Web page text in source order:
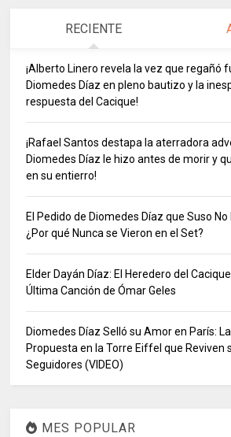
RECIENTE
¡Alberto Linero revela la vez que regañó
Diomedes Díaz en pleno bautizo y la
respuesta del Cacique!
¡Rafael Santos destapa la aterradora
Diomedes Díaz le hizo antes de morir y
en su entierro!
El Pedido de Diomedes Díaz que Suso
¿Por qué Nunca se Vieron en el Set?
Elder Dayán Díaz: El Heredero del
Última Canción de Ómar Geles
Diomedes Díaz Selló su Amor en París:
Propuesta en la Torre Eiffel que Reviven
Seguidores (VIDEO)
MES POPULAR